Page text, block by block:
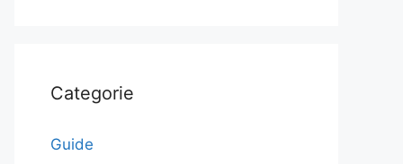
Categorie
Guide